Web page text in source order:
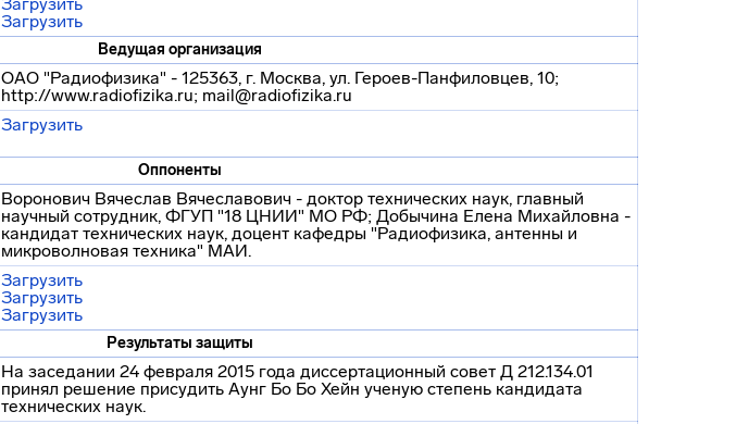
Загрузить
Ведущая организация
ОАО "Радиофизика" - 125363, г. Москва, ул. Героев-Панфиловцев, 10;
http://www.radiofizika.ru; mail@radiofizika.ru
Загрузить
Оппоненты
Воронович Вячеслав Вячеславович - доктор технических наук, главный
научный сотрудник, ФГУП "18 ЦНИИ" МО РФ; Добычина Елена Михайловна -
кандидат технических наук, доцент кафедры "Радиофизика, антенны и
микроволновая техника" МАИ.
Загрузить
Загрузить
Загрузить
Результаты защиты
На заседании 24 февраля 2015 года диссертационный совет Д 212.134.01
принял решение присудить Аунг Бо Бо Хейн ученую степень кандидата
технических наук.